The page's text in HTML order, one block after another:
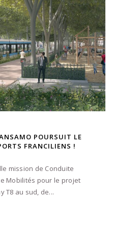
POURSUIT LE
FRANCILIENS !
mission de Conduite
Mobilités pour le projet
T8 au sud, de...